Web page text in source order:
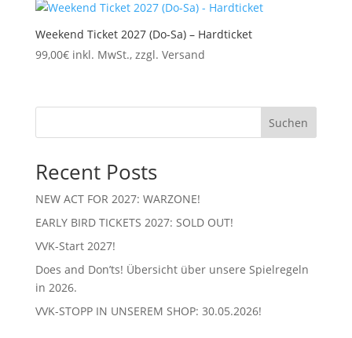
Weekend Ticket 2027 (Do-Sa) – Hardticket
99,00€ inkl. MwSt., zzgl. Versand
Suchen
Recent Posts
NEW ACT FOR 2027: WARZONE!
EARLY BIRD TICKETS 2027: SOLD OUT!
VVK-Start 2027!
Does and Don’ts! Übersicht über unsere Spielregeln
in 2026.
VVK-STOPP IN UNSEREM SHOP: 30.05.2026!